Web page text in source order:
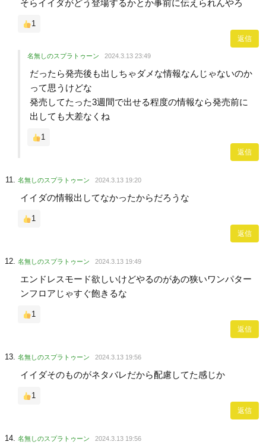
そらイイダがどう登場するかとか事前に伝えられんやろ
1
返信
名無しのスプラトゥーン 2024.3.13 23:49
だったら発売後も出しちゃダメな情報なんじゃないのか
って思うけどな
発売してたった3週間で出せる程度の情報なら発売前に
出しても大差なくね
1
返信
名無しのスプラトゥーン 2024.3.13 19:20
イイダの情報出してなかったからだろうな
1
返信
名無しのスプラトゥーン 2024.3.13 19:49
エンドレスモード欲しいけどやるのがあの狭いワンパター
ンフロアじゃすぐ飽きるな
1
返信
名無しのスプラトゥーン 2024.3.13 19:56
イイダそのものがネタバレだから配慮してた感じか
1
返信
名無しのスプラトゥーン 2024.3.13 19:56